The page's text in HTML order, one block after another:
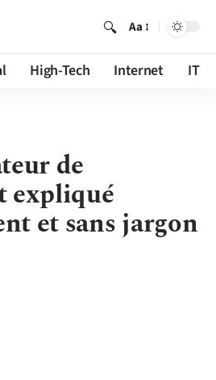
Aa
High-Tech Internet IT
de
expliqué
et sans jargon